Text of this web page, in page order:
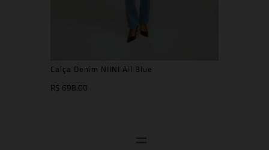
Calça Denim NIINI All Blue
R$ 698,00